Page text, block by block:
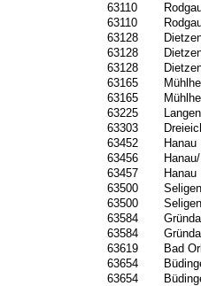
63110
63110
63128
63128
63128
63165
63165
63225
Langen
63303
63452
Hanau
63456
63457
Hanau
63500
63500
63584
63584
63619
Bad
63654
63654